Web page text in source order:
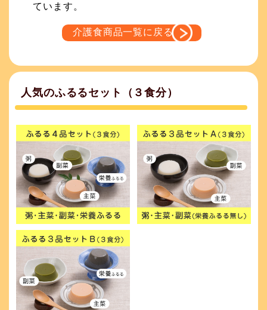
ています。
介護食商品一覧に戻る
人気のふるるセット（３食分）